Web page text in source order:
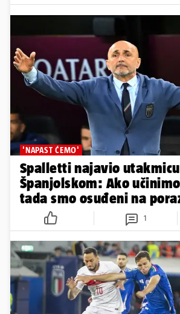
'NAPAST ĆEMO'
Spalletti najavio
Španjolskom: Ako
tada smo osuđeni na
1